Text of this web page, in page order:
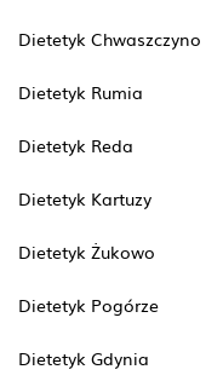
Dietetyk Chwaszczyno
Dietetyk Rumia
Dietetyk Reda
Dietetyk Kartuzy
Dietetyk Żukowo
Dietetyk Pogórze
Dietetyk Gdynia